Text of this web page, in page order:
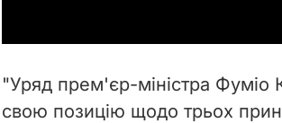
"Уряд прем'єр-міністра Фуміо
свою позицію щодо трьох